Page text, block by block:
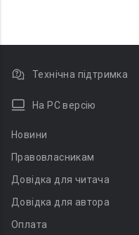
Технічна підтримка
На PC версію
Новини
Правовласникам
Довідка для читача
Довідка для автора
Оплата